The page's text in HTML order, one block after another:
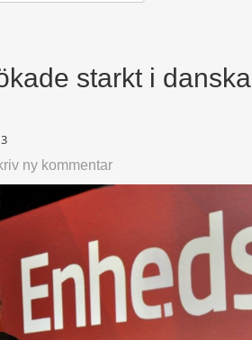
starkt i danska
ny kommentar